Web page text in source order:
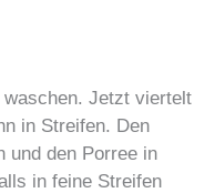
Jetzt viertelt
in Streifen. Den
und den Porree in
in feine Streifen